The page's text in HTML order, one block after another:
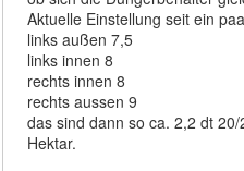
Aktuelle Einstellung seit ein
links außen 7,5
links innen 8
rechts innen 8
rechts aussen 9
das sind dann so ca. 2,2 dt
Hektar.